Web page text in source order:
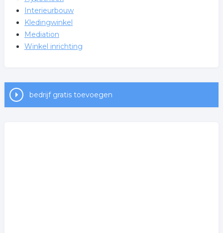
Interieurbouw
Kledingwinkel
Mediation
Winkel inrichting
bedrijf gratis toevoegen